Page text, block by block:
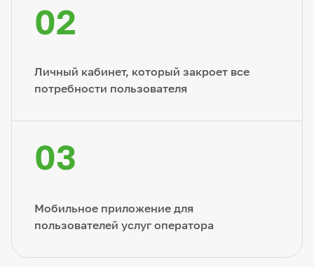
02
Личный кабинет, который закроет все
потребности пользователя
03
Мобильное приложение для
пользователей услуг оператора